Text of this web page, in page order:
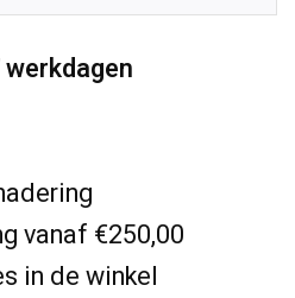
vanaf €250,00
in de winkel